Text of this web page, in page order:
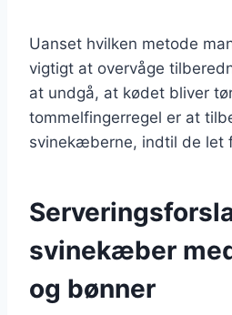
Uanset hvilken metode
vigtigt at overvåge
at undgå, at kødet bliver
tommelfingerregel er at
svinekæberne, indtil de let
svinekæber
og bønner